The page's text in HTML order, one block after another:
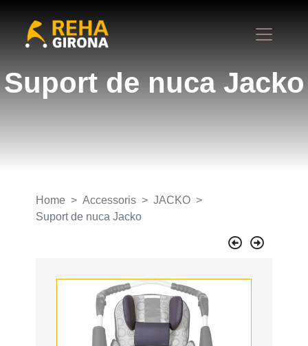
Suport de nuca Jacko
Home Accessoris
JACKO
Suport de nuca Jacko